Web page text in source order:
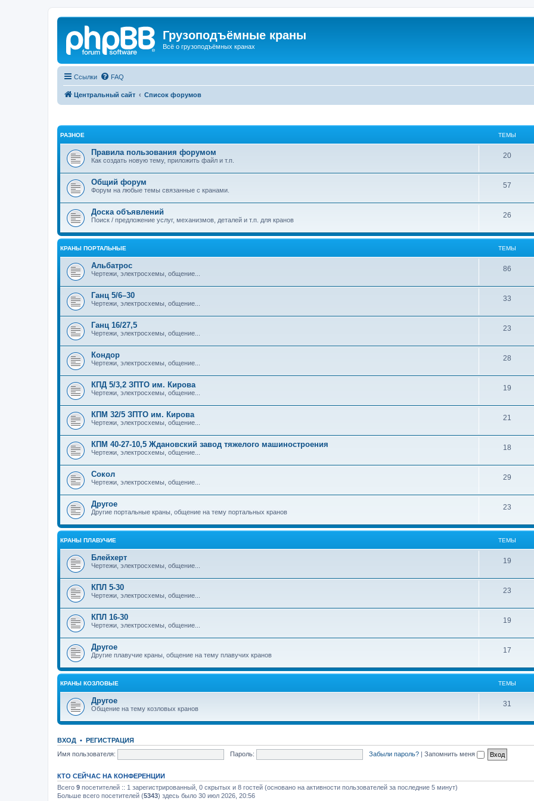
Грузоподъёмные краны
Всё о грузоподъёмных кранах
Ссылки FAQ
Центральный сайт Список форумов
РАЗНОЕ ТЕМЫ
Правила пользования форумом
Как создать новую тему, приложить файл и т.п.
20
Общий форум
Форум на любые темы связанные с кранами.
57
Доска объявлений
Поиск / предложение услуг, механизмов, деталей и т.п. для кранов
26
КРАНЫ ПОРТАЛЬНЫЕ ТЕМЫ
Альбатрос
Чертежи, электросхемы, общение...
86
Ганц 5/6–30
Чертежи, электросхемы, общение...
33
Ганц 16/27,5
Чертежи, электросхемы, общение...
23
Кондор
Чертежи, электросхемы, общение...
28
КПД 5/3,2 ЗПТО им. Кирова
Чертежи, электросхемы, общение...
19
КПМ 32/5 ЗПТО им. Кирова
Чертежи, электросхемы, общение...
21
КПМ 40-27-10,5 Ждановский завод тяжелого машиностроения
Чертежи, электросхемы, общение...
18
Сокол
Чертежи, электросхемы, общение...
29
Другое
Другие портальные краны, общение на тему портальных кранов
23
КРАНЫ ПЛАВУЧИЕ ТЕМЫ
Блейхерт
Чертежи, электросхемы, общение...
19
КПЛ 5-30
Чертежи, электросхемы, общение...
23
КПЛ 16-30
Чертежи, электросхемы, общение...
19
Другое
Другие плавучие краны, общение на тему плавучих кранов
17
КРАНЫ КОЗЛОВЫЕ ТЕМЫ
Другое
Общение на тему козловых кранов
31
ВХОД • РЕГИСТРАЦИЯ
Имя пользователя:
Пароль: Забыли пароль? | Запомнить меня
КТО СЕЙЧАС НА КОНФЕРЕНЦИИ
Всего 9 посетителей :: 1 зарегистрированный, 0 скрытых и 8 гостей (основано на активности пользователей за последние 5 минут)
Больше всего посетителей (5343) здесь было 30 июл 2026, 20:56